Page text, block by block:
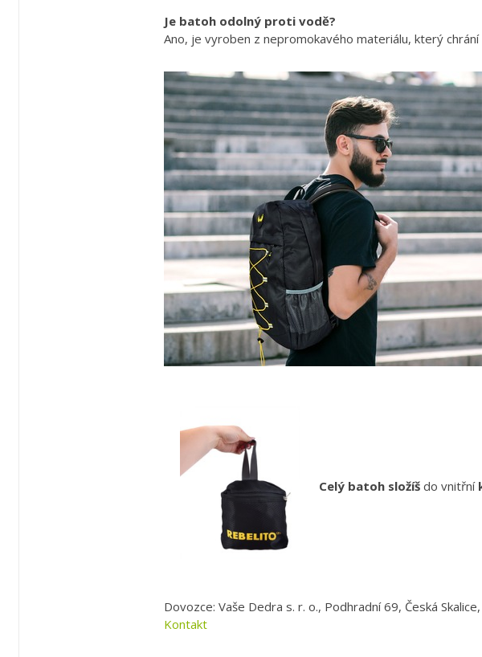
Je batoh odolný proti vodě?
Ano, je vyroben z nepromokavého materiálu, který
Celý batoh složíšdo vnitřní
Dovozce: Vaše Dedra s. r. o., Podhradní 69, Česká
Kontakt